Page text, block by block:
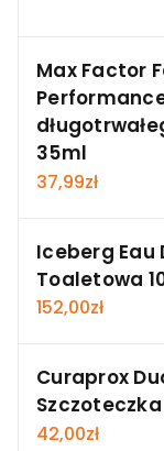
Max Factor
35ml
37,99zł
Iceberg Eau
Toaletowa
152,00zł
Curaprox
Szczoteczka
42,00zł